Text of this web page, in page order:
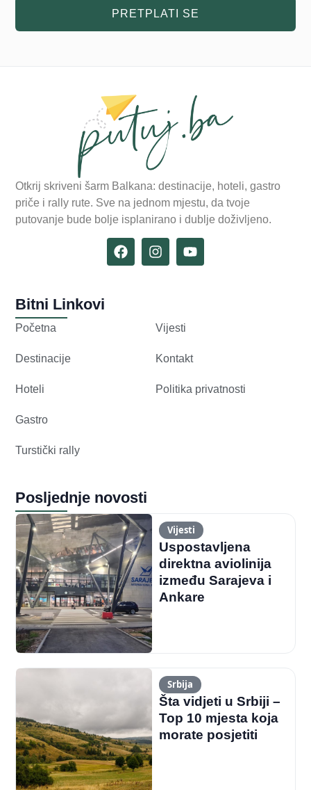
PRETPLATI SE
Otkrij skriveni šarm Balkana: destinacije, hoteli, gastro
priče i rally rute. Sve na jednom mjestu, da tvoje
putovanje bude bolje isplanirano i dublje doživljeno.
Bitni Linkovi
Početna
Destinacije
Hoteli
Gastro
Turstički rally
Vijesti
Kontakt
Politika privatnosti
Posljednje novosti
Vijesti
Uspostavljena
direktna aviolinija
između Sarajeva i
Ankare
Srbija
Šta vidjeti u Srbiji –
Top 10 mjesta koja
morate posjetiti